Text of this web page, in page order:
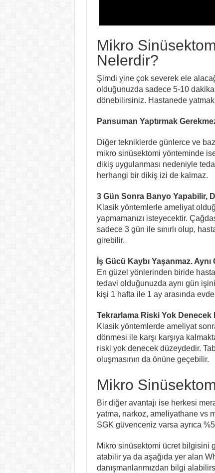
Mikro
Nelerdir?
Şimdi yine çok severek ele
olduğunuzda sadece 5-10
dönebilirsiniz. Hastanede
Pansuman Yaptırmak
Diğer tekniklerde günlerce ve
mikro sinüsektomi yönteminde
dikiş uygulanması nedeniyle
herhangi bir dikiş izi de kalmaz.
3 Gün Sonra Banyo Yapabilir,
Klasik yöntemlerle ameliyat
yapmamanızı isteyecektir.
sadece 3 gün ile sınırlı olup,
girebilir.
İş Gücü Kaybı Yaşanmaz.
En güzel yönlerinden biride
tedavi olduğunuzda aynı gün
kişi 1 hafta ile 1 ay arasında
Tekrarlama Riski Yok Denecek
Klasik yöntemlerde ameliyat
dönmesi ile karşı karşıya
riski yok denecek düzeydedir.
oluşmasının da önüne geçebilir.
Mikro
Bir diğer avantajı ise herkesi
yatma, narkoz, ameliyathane vs
SGK güvenceniz varsa ayrıca
Mikro sinüsektomi ücret bilgisini
atabilir ya da aşağıda yer alan
danışmanlarımızdan bilgi